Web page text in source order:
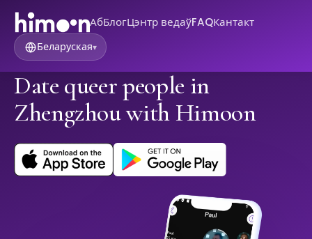
АбБлогЦэнтр ведаўFAQКантакт
Беларуская▾
Date queer people in
Zhengzhou with Himoon